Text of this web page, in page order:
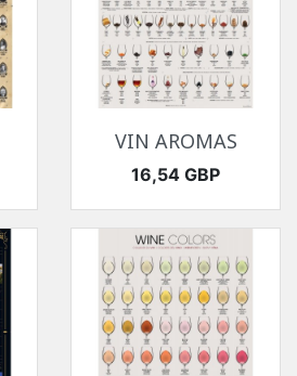
VIN AROMAS
Pris
16,54 GBP